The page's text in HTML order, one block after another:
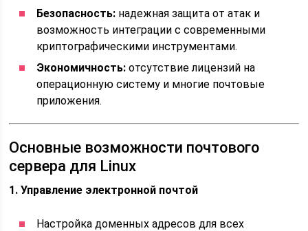
Безопасность: надежная защита от атак и
возможность интеграции с современными
криптографическими инструментами.
Экономичность: отсутствие лицензий на
операционную систему и многие почтовые
приложения.
Основные возможности почтового
сервера для Linux
1. Управление электронной почтой
Настройка доменных адресов для всех